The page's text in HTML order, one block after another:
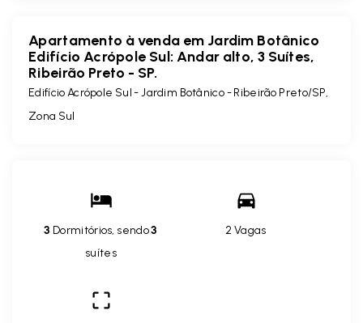
Apartamento à venda em Jardim Botânico
Edifício Acrópole Sul: Andar alto, 3 Suítes,
Ribeirão Preto - SP.
Edifício Acrópole Sul -Jardim Botânico - Ribeirão Preto/SP,
Zona Sul
3 Dormitórios, sendo3
suítes
2 Vagas